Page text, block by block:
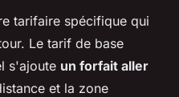
tarifaire spécifique qui
Le tarif de base
s'ajoute un forfait aller
et la zone